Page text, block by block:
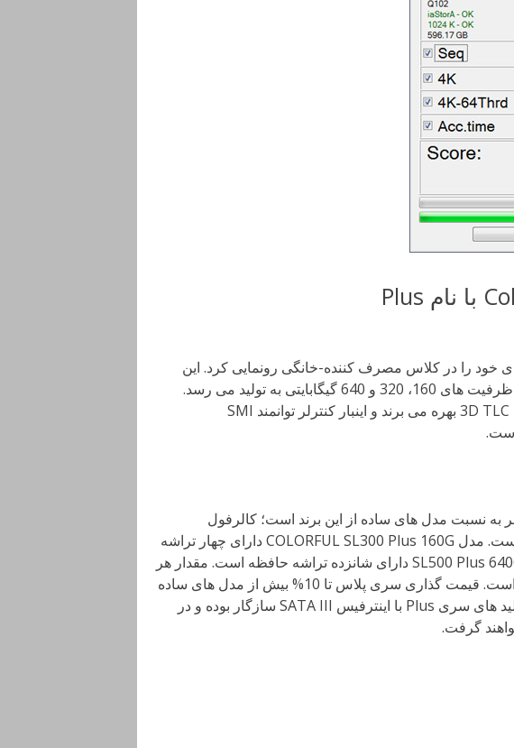
خود را در کلاس مصرف کننده-خانگی رونمایی کرد. این
خانواده که سری Plus نام گرفته است، در ظرفیت های 160، 320 و 640 گیگابایتی به تولید می رسد.
تمامی آنها از تراشه های نیمه هادی 3D TLC NAND بهره می برند و اینبار کنترلر توانمند SMI
نسبت مدل های ساده از این برند است؛ کالرفول
محصولات فوق را تا 3 سال ضمانت کرده است. مدل COLORFUL SL300 Plus 160G دارای چهار تراشه
ویفر، SL500 Plus 320G هشت تراشه و SL500 Plus 640G دارای شانزده تراشه حافظه است. مقدار هر
تراشه حداکثر 48 گیگابایت (384 گیگابیت) است. قیمت گذاری سری پلاس تا 10% بیش از مدل های ساده
ی Colorful است. شایان ذکر است که سالید های سری Plus با اینترفیس SATA III سازگار بوده و در